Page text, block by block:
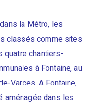
la Métro, les
classés comme sites
quatre chantiers-
à Fontaine, au
Varces. A Fontaine,
aménagée dans les